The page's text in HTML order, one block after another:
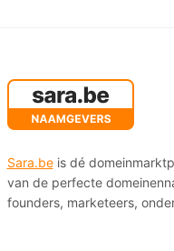
Sara.beis dé
van de perfecte
founders, marketeers,